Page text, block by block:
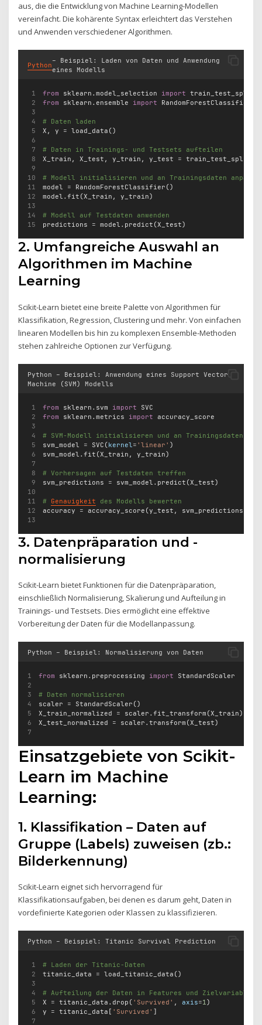
aus, die die Entwicklung von Machine Learning-Modellen
vereinfacht. Die kohärente Syntax erleichtert das Verstehen
und Anwenden verschiedener Algorithmen.
Python
– Beispiel: Laden von Daten und Anwendung
eines Modells
from sklearn.model_selection import train_test_split
from sklearn.ensemble import RandomForestClassifier
# Daten laden
X, y = load_data()
# Daten in Trainings- und Testsets aufteilen
X_train, X_test, y_train, y_test =
# Modell initialisieren und an Trainingsdaten
model = RandomForestClassifier()
model.fit(X_train, y_train)
# Modell auf Testdaten anwenden
predictions = model.predict(X_test)
2. Umfangreiche Auswahl an
Algorithmen im Machine
Learning
Scikit-Learn bietet eine breite Palette von Algorithmen für
Klassifikation, Regression, Clustering und mehr. Von einfachen
linearen Modellen bis hin zu komplexen Ensemble-Methoden
stehen zahlreiche Optionen zur Verfügung.
Python – Beispiel: Anwendung eines Support Vector
Machine (SVM) Modells
from sklearn.svm import SVC
from sklearn.metrics import accuracy_score
# SVM-Modell initialisieren und an Trainingsdaten
svm_model = SVC(kernel = 'linear' )
svm_model.fit(X_train, y_train)
# Vorhersagen auf Testdaten treffen
svm_predictions = svm_model.predict(X_test)
# Genauigkeit des Modells bewerten
accuracy = accuracy_score(y_test, svm_predictions)
3. Datenpräparation und -
normalisierung
Scikit-Learn bietet Funktionen für die Datenpräparation,
einschließlich Normalisierung, Skalierung und Aufteilung in
Trainings- und Testsets. Dies ermöglicht eine effektive
Vorbereitung der Daten für die Modellanpassung.
Python – Beispiel: Normalisierung von Daten
from sklearn.preprocessing import StandardScaler
# Daten normalisieren
scaler = StandardScaler()
X_train_normalized = scaler.fit_transform(X_train)
X_test_normalized = scaler.transform(X_test)
Einsatzgebiete von Scikit-
Learn im Machine
Learning:
1. Klassifikation – Daten auf
Gruppe (Labels) zuweisen (zb.:
Bilderkennung)
Scikit-Learn eignet sich hervorragend für
Klassifikationsaufgaben, bei denen es darum geht, Daten in
vordefinierte Kategorien oder Klassen zu klassifizieren.
Python – Beispiel: Titanic Survival Prediction
# Laden der Titanic-Daten
titanic_data = load_titanic_data()
# Aufteilung der Daten in Features und Zielvariable
X = titanic_data.drop( 'Survived' , axis=1)
y = titanic_data[ 'Survived' ]